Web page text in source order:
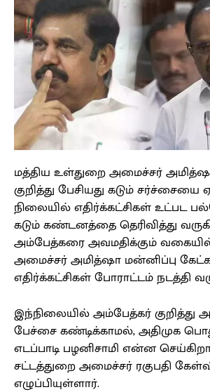
மத்திய உள்துறை அமைச்சர்
குறித்து பேசியது கடும் சர்ச்சையை
நிலையில் எதிர்க்கட்சிகள் உட்பட
கடும் கண்டனத்தை தெரிவித்து
அம்பேத்கரை அவமதிக்கும்
அமைச்சர் அமித்ஷா மன்னிப்பு
எதிர்க்கட்சிகள் போராட்டம் நடத்தி
இந்நிலையில் அம்பேத்கர் குறித்து
பேச்சை கண்டிக்காமல், அதிமுக
எடப்பாடி பழனிசாமி என்ன
சட்டத்துறை அமைச்சர் ரகுபதி
எழுப்பியுள்ளார்.